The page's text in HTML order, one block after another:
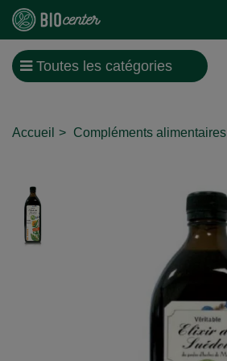
Toutes les catégories
Accueil Compléments alimentaires